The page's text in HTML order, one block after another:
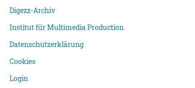
Digezz-Archiv
Institut für Multimedia Production
Datenschutzerklärung
Cookies
Login